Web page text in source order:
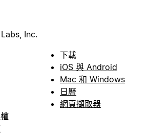
Inc.
下載
iOS 與 Android
Mac 和 Windows
日曆
網頁擷取器